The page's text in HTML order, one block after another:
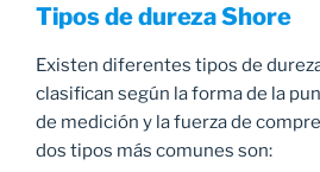
Tipos de dureza Shore
Existen diferentes tipos de
clasifican según la forma de la
de medición y la fuerza de
dos tipos más comunes son: